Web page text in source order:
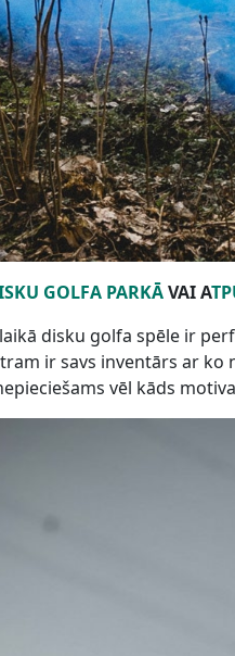
GOLFA PARKĀVAI A
disku golfa spēle ir
ir savs inventārs ar
vēl kāds